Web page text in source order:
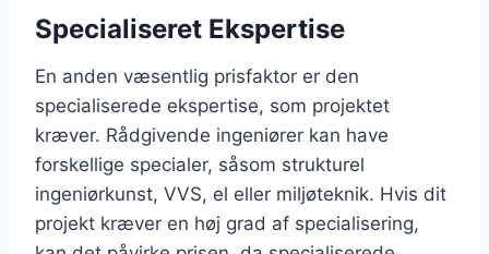
Specialiseret Ekspertise
En anden væsentlig prisfaktor er den
specialiserede ekspertise, som projektet
kræver. Rådgivende ingeniører kan have
forskellige specialer, såsom strukturel
ingeniørkunst, VVS, el eller miljøteknik. Hvis dit
projekt kræver en høj grad af specialisering,